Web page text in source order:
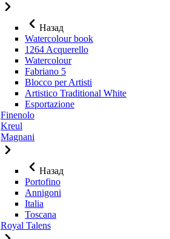
Назад
Watercolour book
1264 Acquerello
Watercolour
Fabriano 5
Blocco per Artisti
Artistico Traditional White
Esportazione
Finenolo
Kreul
Magnani
Назад
Portofino
Annigoni
Italia
Toscana
Royal Talens